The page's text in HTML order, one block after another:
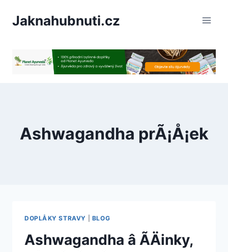
Jaknahubnuti.cz
Ashwagandha prÃ¡Å¡ek
DOPLÅKY STRAVY BLOG
Ashwagandha â ÃÄinky,